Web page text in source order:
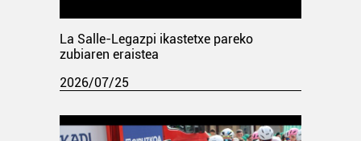
La Salle-Legazpi ikastetxe pareko
zubiaren eraistea
2026/07/25